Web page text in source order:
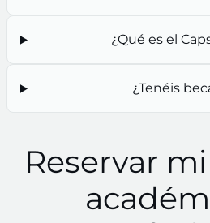
¿Qué es el
¿Tenéis
Reservar